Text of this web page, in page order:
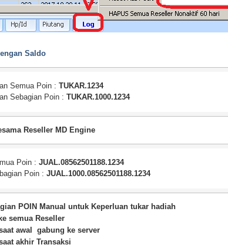
Saldo
Semua Poin : TUKAR.1234
Sebagian Poin : TUKAR.1000.1234
Reseller MD Engine
Poin : JUAL.08562501188.1234
Poin : JUAL.1000.08562501188.1234
POIN Manual untuk Keperluan tukar hadiah
semua Reseller
awal gabung ke server
akhir Transaksi